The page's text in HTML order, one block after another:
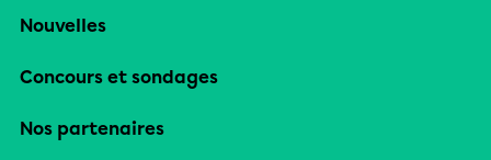
Nouvelles
Concours et sondages
Nos partenaires